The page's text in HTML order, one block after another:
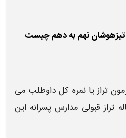
تیزهوشان نهم به دهم چیست
تراز یا نمره کل داوطلب می
تراز قبولی مدارس پسرانه این